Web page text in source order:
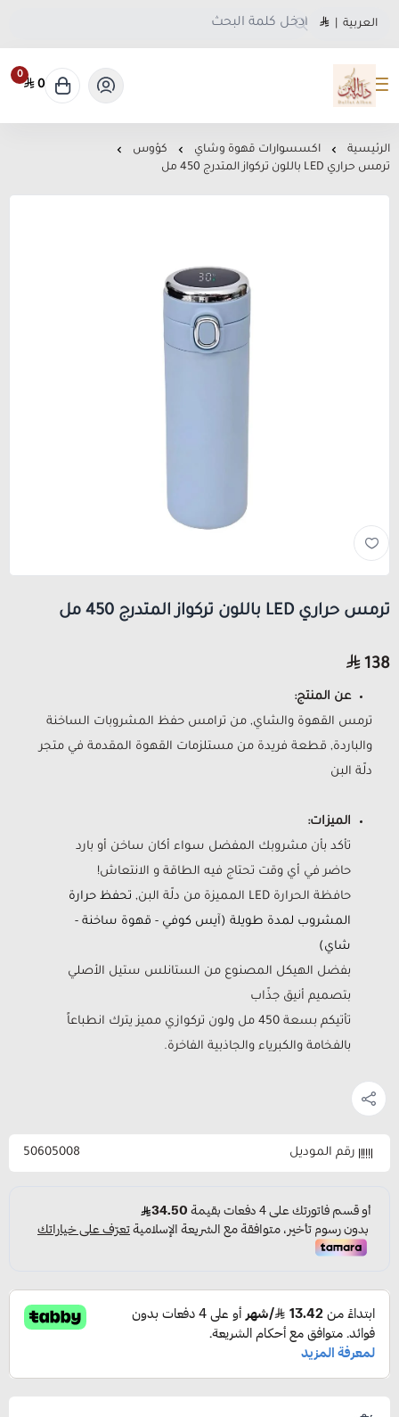
العربية
متجر دلة البن
0
0
الرئيسية اكسسوارات قهوة وشاي
كؤوس
ترمس حراري LED باللون تركواز المتدرج 450 مل
ترمس حراري LED باللون تركواز المتدرج 450 مل
138
عن المنتج:
ترمس القهوة والشاي, من ترامس حفظ المشروبات الساخنة
والباردة, قطعة فريدة من مستلزمات القهوة المقدمة في متجر
دلّة البن
الميزات:
تأكد بأن مشروبك المفضل سواء أكان ساخن أو بارد
حاضر في أي وقت تحتاج فيه الطاقة و الانتعاش!
حافظة الحرارة LED المميزة من دلّة البن,
تحفظ حرارة
المشروب لمدة طويلة (آيس كوفي - قهوة ساخنة -
شاي)
بفضل الهيكل المصنوع من الستانلس ستيل الأصلي
بتصميم أنيق جذّاب
تأتيكم بسعة 450 مل ولون تركوازي مميز يترك انطباعاً
بالفخامة والكبرياء والجاذبية الفاخرة.
رقم الموديل 50605008